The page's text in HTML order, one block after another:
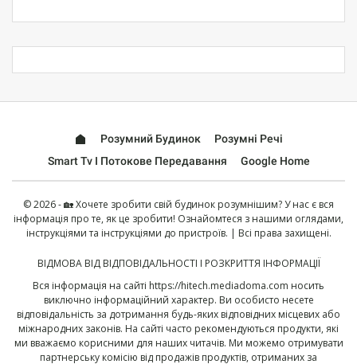
Розумний Будинок
Розумні Речі
Smart Tv І Потокове Передавання
Google Home
© 2026 - 🏡 Хочете зробити свій будинок розумнішим? У нас є вся
інформація про те, як це зробити! Ознайомтеся з нашими оглядами,
інструкціями та інструкціями до пристроїв. | Всі права захищені.
ВІДМОВА ВІД ВІДПОВІДАЛЬНОСТІ І РОЗКРИТТЯ ІНФОРМАЦІЇ
Вся інформація на сайті https://hitech.mediadoma.com носить
виключно інформаційний характер. Ви особисто несете
відповідальність за дотримання будь-яких відповідних місцевих або
міжнародних законів. На сайті часто рекомендуються продукти, які
ми вважаємо корисними для наших читачів. Ми можемо отримувати
партнерську комісію від продажів продуктів, отриманих за